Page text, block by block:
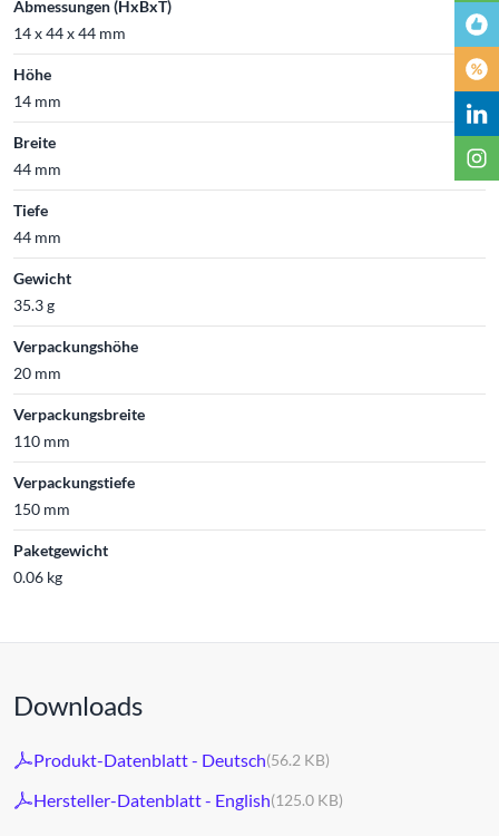
Abmessungen (HxBxT)
14 x 44 x 44 mm
Höhe
14 mm
Breite
44 mm
Tiefe
44 mm
Gewicht
35.3 g
Verpackungshöhe
20 mm
Verpackungsbreite
110 mm
Verpackungstiefe
150 mm
Paketgewicht
0.06 kg
Downloads
Produkt-Datenblatt - Deutsch(56.2 KB)
Hersteller-Datenblatt - English(125.0 KB)